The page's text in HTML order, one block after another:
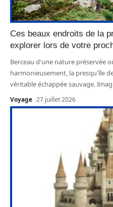
Ces beaux endroits de la
explorer lors de votre
Berceau d'une nature préservée
harmonieusement, la presqu'île
véritable échappée sauvage.
Voyage 27 juillet 2026